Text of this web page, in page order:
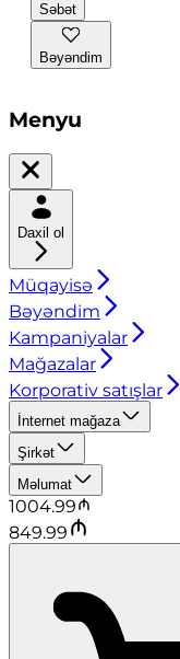
Səbət
Bəyəndim
Menyu
Daxil ol
Müqayisə
Bəyəndim
Kampaniyalar
Mağazalar
Korporativ satışlar
İnternet mağaza
Şirkət
Məlumat
1004.99
849.99